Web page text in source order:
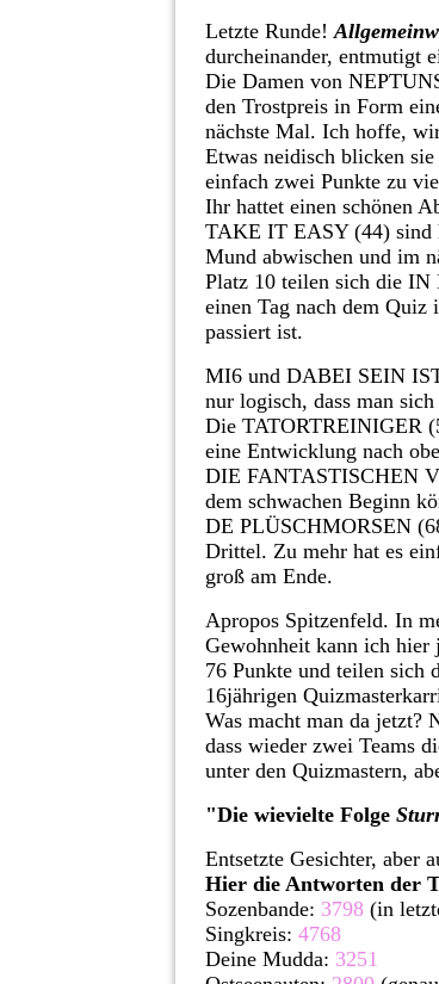
Letzte Runde!
durcheinander, entmutigt
Die Damen von
den Trostpreis in Form
nächste Mal. Ich hoffe,
Etwas neidisch blicken
einfach zwei Punkte zu
Ihr hattet einen schönen
TAKE IT EASY (44) sind
Mund abwischen und im
Platz 10 teilen sich die
einen Tag nach dem
passiert ist.
MI6 und DABEI SEIN
nur logisch, dass man
Die TATORTREINIGER
eine Entwicklung nach
DIE FANTASTISCHEN
dem schwachen Beginn
DE PLÜSCHMORSEN
Drittel. Zu mehr hat es
groß am Ende.
Apropos Spitzenfeld. In
Gewohnheit kann ich hier
76 Punkte und teilen sich
16jährigen
Was macht man da jetzt?
dass wieder zwei Teams
unter den Quizmastern,
"Die wievielte Folge
Entsetzte Gesichter, aber
Hier die Antworten der
Sozenbande: 3798 (in
Singkreis: 4768
Deine Mudda: 3251